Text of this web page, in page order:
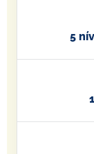
5